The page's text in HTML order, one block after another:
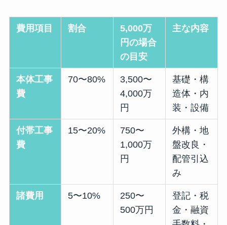
費用項目 割合
5,000万
円の場合
の目安
主な内容
本体工事
費
70〜80%
3,500〜
4,000万
円
基礎・構
造体・内
装・設備
付帯工事
費
15〜20%
750〜
1,000万
円
外構・地
盤改良・
配管引込
み
諸費用 5〜10%
250〜
500万円
登記・税
金・融資